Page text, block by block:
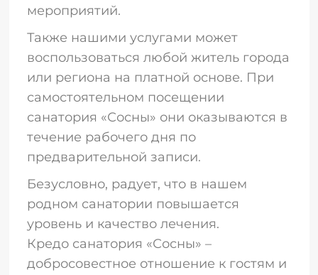
мероприятий.
Также нашими услугами может
воспользоваться любой житель города
или региона на платной основе. При
самостоятельном посещении
санатория «Сосны» они оказываются в
течение рабочего дня по
предварительной записи.
Безусловно, радует, что в нашем
родном санатории повышается
уровень и качество лечения.
Кредо санатория «Сосны» –
добросовестное отношение к гостям и